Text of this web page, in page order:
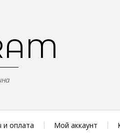
и оплата Мой аккаунт